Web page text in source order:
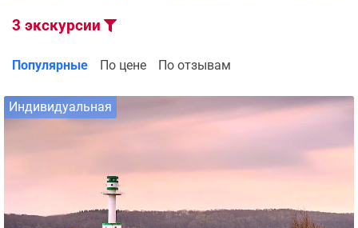
3 экскурсии
Популярные По цене По отзывам
Индивидуальная